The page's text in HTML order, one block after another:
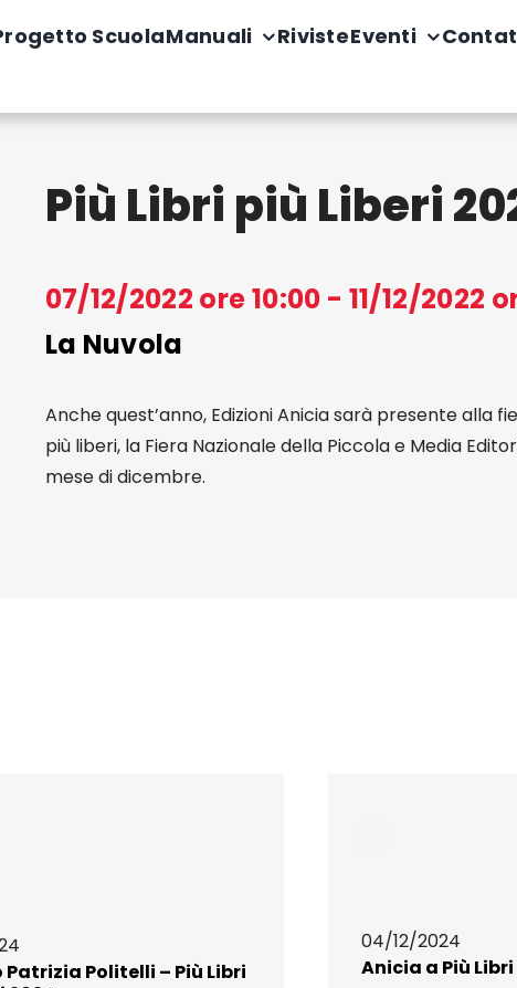
ScuolaManuali RivisteEventi
Più Libri più Liberi
07/12/2022 ore 10:00 - 11/12/2022
La Nuvola
Anche quest’anno, Edizioni Anicia sarà presente alla
più liberi, la Fiera Nazionale della Piccola e Media
mese di dicembre.
Politelli – Più Libri
04/12/2024
Anicia a Più